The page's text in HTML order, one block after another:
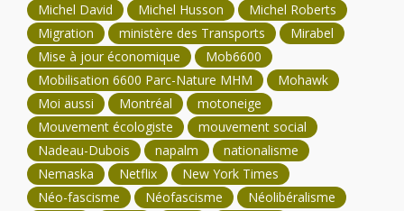
Michel David
Michel Husson
Michel Roberts
Migration
ministère des Transports
Mirabel
Mise à jour économique
Mob6600
Mobilisation 6600 Parc-Nature MHM
Mohawk
Moi aussi
Montréal
motoneige
Mouvement écologiste
mouvement social
Nadeau-Dubois
napalm
nationalisme
Nemaska
Netflix
New York Times
Néo-fascisme
Néofascisme
Néolibéralisme